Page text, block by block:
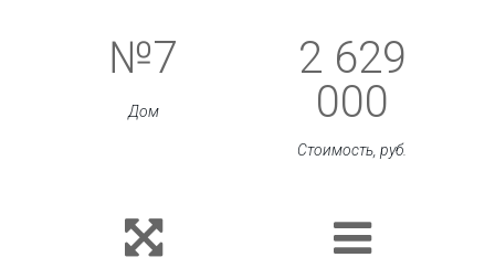
№7
Дом
2 629
000
Стоимость, руб.